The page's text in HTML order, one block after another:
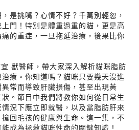
是挑嘴？心情不好？千萬別輕忽，
門！特別是體重過重的貓，更是高
的重症，一旦拖延治療，後果比你
獸醫師，帶大家深入解析貓咪脂肪
療。你知道嗎？貓咪只要幾天沒進
常而導致肝臟損傷，甚至出現黃
。節目中我們將教你如何從日常生
況下應立即就醫，以及當脂肪肝來
回毛孩的健康與生命。這一集，不
成為拯救貓咪性命的關鍵知識！